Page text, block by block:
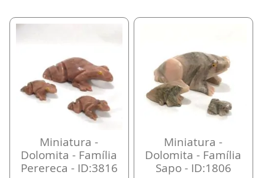
Miniatura -
Dolomita - Família
Perereca - ID:3816
Miniatura -
Dolomita - Família
Sapo - ID:1806